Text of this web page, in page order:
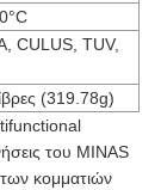
CULUS, TUV,
(319.78g)
του MINAS
κομματιών